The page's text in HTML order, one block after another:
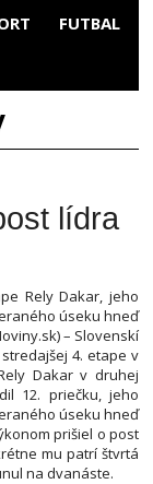
FUTBAL
lídra
Rely Dakar, jeho
úseku hneď
– Slovenskí
4. etape v
Dakar v druhej
12. priečku, jeho
úseku hneď
prišiel o post
mu patrí štvrtá
na dvanáste.